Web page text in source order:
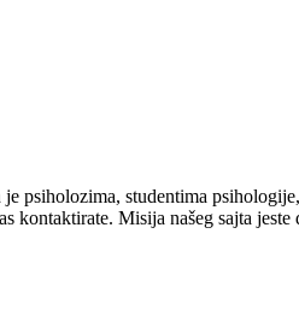
psiholozima, studentima
Misija našeg sajta